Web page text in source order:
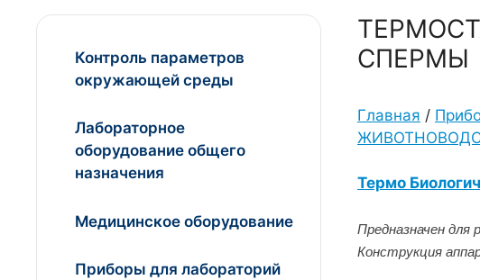
СПЕРМЫ
Главная /
Термо
Предназначен для
Конструкция
Контроль параметров
окружающей среды
Лабораторное
оборудование общего
назначения
Медицинское оборудование
Приборы для лабораторий